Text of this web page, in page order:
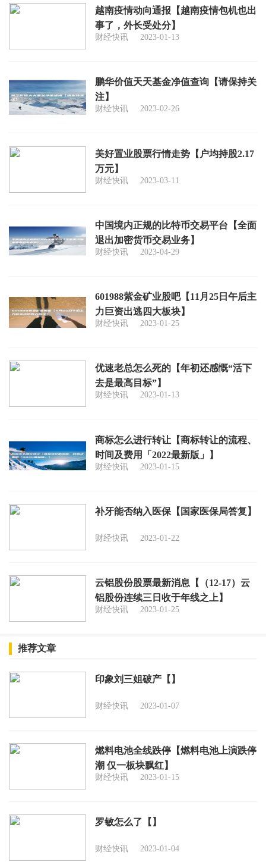
越南疫情动向通报【越南疫情包机也出
事了，外长受处分】
财经快讯 2023-01-13
鹏华价值天天基金净值查询【请保持关
注】
财经快讯 2023-02-26
美好置业股票行情走势【户均持股2.17
万元】
财经快讯 2023-03-11
中国境内正规的比特币交易平台【全面
退出加密货币交易业务】
财经快讯 2023-04-29
601988紫金矿业股吧【11月25日午后主
力巨资出逃四大板块】
财经快讯 2023-01-25
优速老总怎么死的【年初还感慨“活下
去是最高目标”】
财经快讯 2023-01-13
商标怎么进行转让【商标转让的流程、
时间及费用「2022最新版」】
财经快讯 2023-01-15
补牙能否纳入医保【国家医保局答复】
财经快讯 2023-01-22
云铝股份股票最新消息【（12-17）云
铝股份连续三日收于年线之上】
财经快讯 2023-01-25
推荐文章
印象刘三姐破产【】
财经快讯 2023-01-07
燃料电池全线跌停【燃料电池上演跌停
潮 仅一板块飘红】
财经快讯 2023-01-15
罗敏怎么了【】
财经快讯 2023-01-04